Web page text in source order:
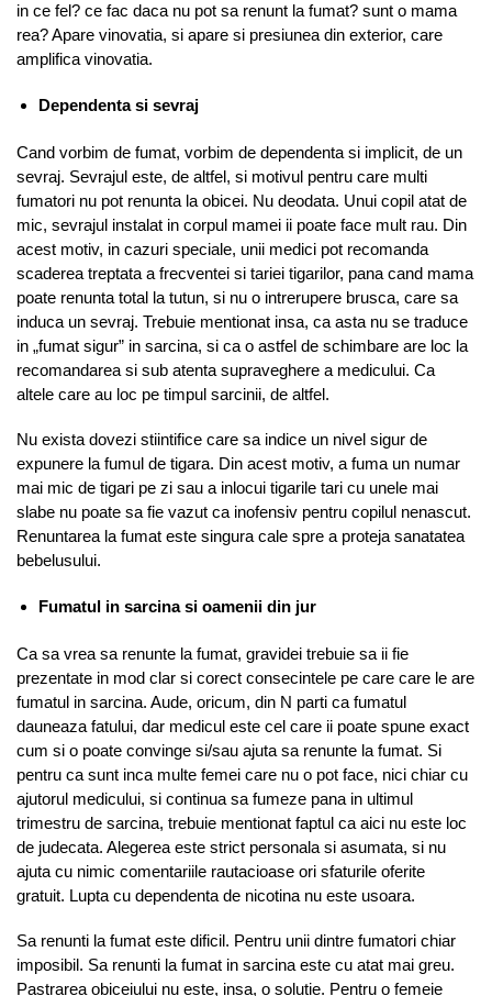
in ce fel? ce fac daca nu pot sa renunt la fumat? sunt o mama
rea? Apare vinovatia, si apare si presiunea din exterior, care
amplifica vinovatia.
Dependenta si sevraj
Cand vorbim de fumat, vorbim de dependenta si implicit, de un
sevraj. Sevrajul este, de altfel, si motivul pentru care multi
fumatori nu pot renunta la obicei. Nu deodata. Unui copil atat de
mic, sevrajul instalat in corpul mamei ii poate face mult rau. Din
acest motiv, in cazuri speciale, unii medici pot recomanda
scaderea treptata a frecventei si tariei tigarilor, pana cand mama
poate renunta total la tutun, si nu o intrerupere brusca, care sa
induca un sevraj. Trebuie mentionat insa, ca asta nu se traduce
in „fumat sigur” in sarcina, si ca o astfel de schimbare are loc la
recomandarea si sub atenta supraveghere a medicului. Ca
altele care au loc pe timpul sarcinii, de altfel.
Nu exista dovezi stiintifice care sa indice un nivel sigur de
expunere la fumul de tigara. Din acest motiv, a fuma un numar
mai mic de tigari pe zi sau a inlocui tigarile tari cu unele mai
slabe nu poate sa fie vazut ca inofensiv pentru copilul nenascut.
Renuntarea la fumat este singura cale spre a proteja sanatatea
bebelusului.
Fumatul in sarcina si oamenii din jur
Ca sa vrea sa renunte la fumat, gravidei trebuie sa ii fie
prezentate in mod clar si corect consecintele pe care care le are
fumatul in sarcina. Aude, oricum, din N parti ca fumatul
dauneaza fatului, dar medicul este cel care ii poate spune exact
cum si o poate convinge si/sau ajuta sa renunte la fumat. Si
pentru ca sunt inca multe femei care nu o pot face, nici chiar cu
ajutorul medicului, si continua sa fumeze pana in ultimul
trimestru de sarcina, trebuie mentionat faptul ca aici nu este loc
de judecata. Alegerea este strict personala si asumata, si nu
ajuta cu nimic comentariile rautacioase ori sfaturile oferite
gratuit. Lupta cu dependenta de nicotina nu este usoara.
Sa renunti la fumat este dificil. Pentru unii dintre fumatori chiar
imposibil. Sa renunti la fumat in sarcina este cu atat mai greu.
Pastrarea obiceiului nu este, insa, o solutie. Pentru o femeie